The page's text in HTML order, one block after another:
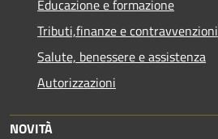
Educazione e formazione
Tributi,finanze e contravvenzioni
Salute, benessere e assistenza
Autorizzazioni
NOVITÀ